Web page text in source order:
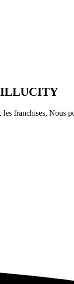
ILLUCITY
franchises, Nous